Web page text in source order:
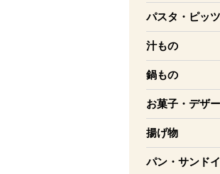
パスタ・ピッ
を開く
汁もの
を開く
鍋もの
を開く
お菓子・デザ
を開く
揚げ物
を開く
パン・サンド
を開く